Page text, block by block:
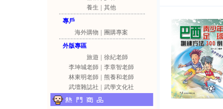
養生
其他
專戶
海外購物
團購專案
外版專區
旅遊
徐紀老師
李坤城老師
李章智老師
林東明老師
熊養和老師
武壇雜誌社
武學文化社